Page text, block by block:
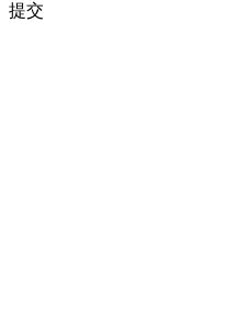
提交